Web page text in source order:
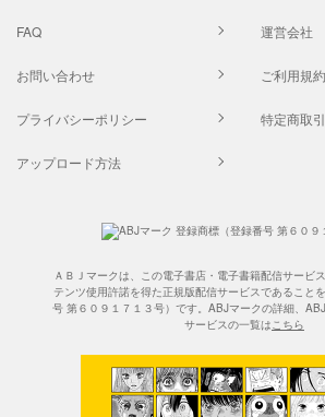
FAQ 運営会社
お問い合わせ ご利用規約
プライバシーポリシー 特定商取
アップロード方法
ＡＢＪマークは、この電子書店・電子書籍配信サービ
テンツ使用許諾を得た正規版配信サービスであること
号 第６０９１７１３号）です。ABJマークの詳細、
サービスの一覧はこちら